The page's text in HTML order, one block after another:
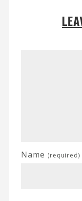
Name (required)